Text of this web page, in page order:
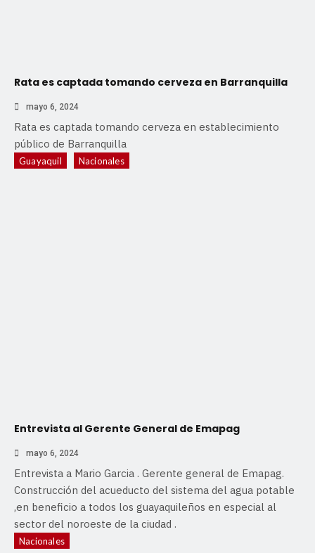
Rata es captada tomando cerveza en Barranquilla
mayo 6, 2024
Rata es captada tomando cerveza en establecimiento
público de Barranquilla
Guayaquil Nacionales
Entrevista al Gerente General de Emapag
mayo 6, 2024
Entrevista a Mario Garcia . Gerente general de Emapag.
Construcción del acueducto del sistema del agua potable
,en beneficio a todos los guayaquileños en especial al
sector del noroeste de la ciudad .
Nacionales